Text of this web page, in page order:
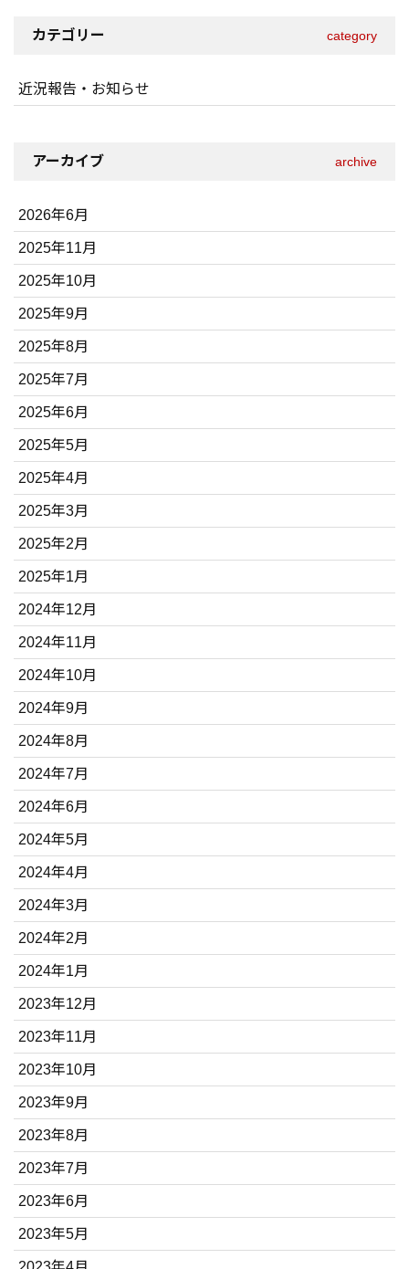
カテゴリー category
近況報告・お知らせ
アーカイブ archive
2026年6月
2025年11月
2025年10月
2025年9月
2025年8月
2025年7月
2025年6月
2025年5月
2025年4月
2025年3月
2025年2月
2025年1月
2024年12月
2024年11月
2024年10月
2024年9月
2024年8月
2024年7月
2024年6月
2024年5月
2024年4月
2024年3月
2024年2月
2024年1月
2023年12月
2023年11月
2023年10月
2023年9月
2023年8月
2023年7月
2023年6月
2023年5月